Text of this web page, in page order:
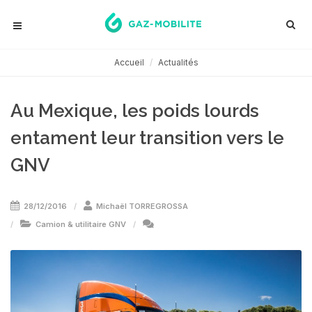
Accueil Actualités
Au Mexique, les poids lourds
entament leur transition vers le
GNV
28/12/2016
Michaël TORREGROSSA
Camion & utilitaire GNV